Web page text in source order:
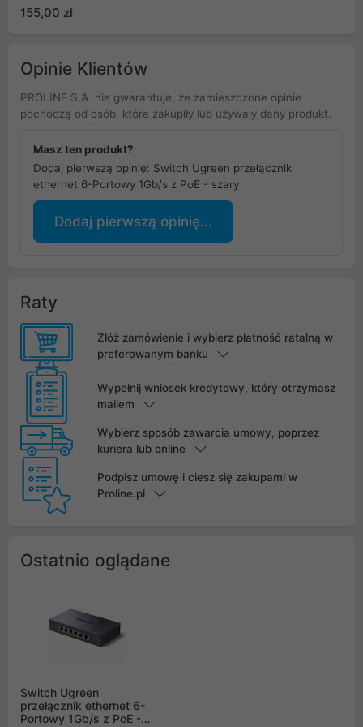
155,00 zł
Opinie Klientów
PROLINE S.A. nie gwarantuje, że zamieszczone opinie
pochodzą od osób, które zakupiły lub używały dany produkt.
Masz ten produkt?
Dodaj pierwszą opinię: Switch Ugreen przełącznik
ethernet 6-Portowy 1Gb/s z PoE - szary
Dodaj pierwszą opinię...
Raty
Złóż zamówienie i wybierz płatność ratalną w
preferowanym banku
Wypełnij wniosek kredytowy, który otrzymasz
mailem
Wybierz sposób zawarcia umowy, poprzez
kuriera lub online
Podpisz umowę i ciesz się zakupami w
Proline.pl
Ostatnio oglądane
Switch Ugreen
przełącznik ethernet 6-
Portowy 1Gb/s z PoE -